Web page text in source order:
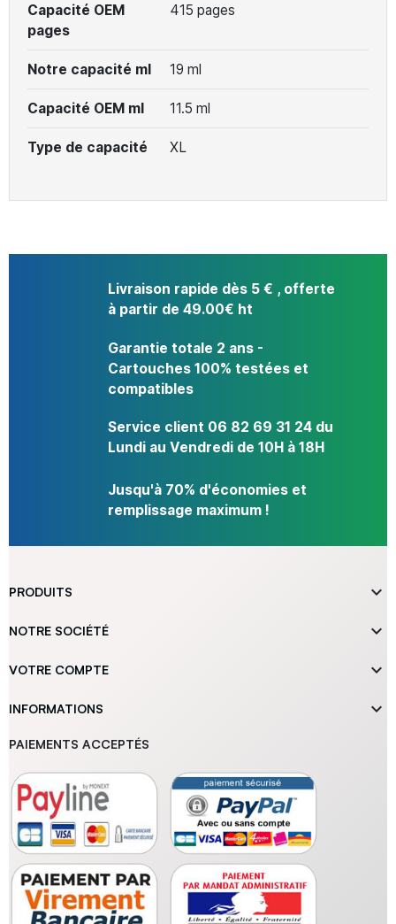
Capacité OEM
pages
415 pages
Notre capacité ml 19 ml
Capacité OEM ml 11.5 ml
Type de capacité XL
Livraison rapide dès 5 € , offerte
à partir de 49.00€ ht
Garantie totale 2 ans -
Cartouches 100% testées et
compatibles
Service client 06 82 69 31 24 du
Lundi au Vendredi de 10H à 18H
Jusqu'à 70% d'économies et
remplissage maximum !
PRODUITS 
NOTRE SOCIÉTÉ 
VOTRE COMPTE 
INFORMATIONS 
PAIEMENTS ACCEPTÉS